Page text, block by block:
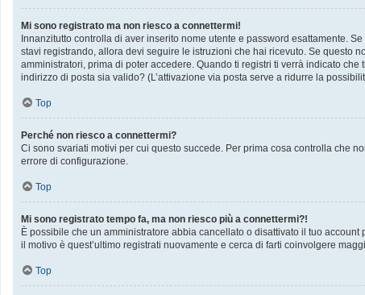
Mi sono registrato ma non riesco a connettermi!
Innanzitutto controlla di aver inserito nome utente e password esattamente.
stavi registrando, allora devi seguire le istruzioni che hai ricevuto. Se questo
amministratori, prima di poter accedere. Quando ti registri ti verrà indicato
indirizzo di posta sia valido? (L’attivazione via posta serve a ridurre la
Top
Perché non riesco a connettermi?
Ci sono svariati motivi per cui questo succede. Per prima cosa controlla che
errore di configurazione.
Top
Mi sono registrato tempo fa, ma non riesco più a connettermi?!
È possibile che un amministratore abbia cancellato o disattivato il tuo
il motivo è quest’ultimo registrati nuovamente e cerca di farti coinvolgere
Top